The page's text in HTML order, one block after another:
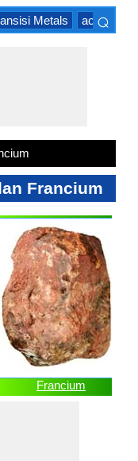
Metals actinide
⌕
Francium
Francium